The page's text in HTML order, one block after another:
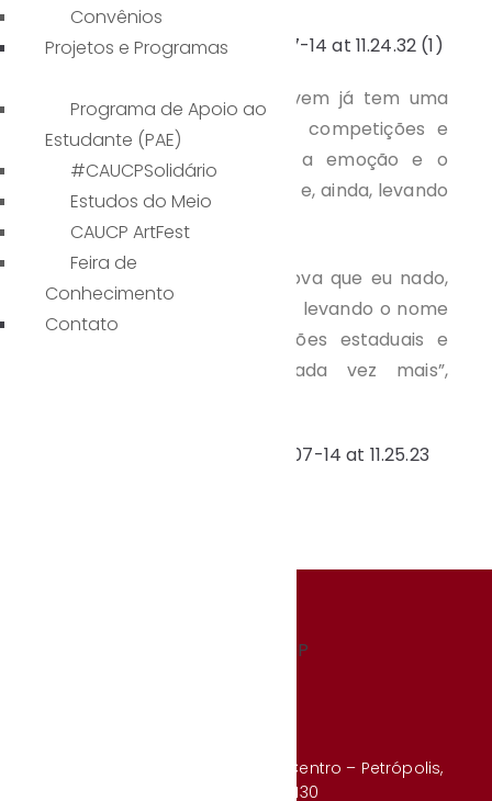
A atleta, que apesar de jovem já tem uma
trajetória consolidada com competições e
premiações, não esconde a emoção e o
desafio de mais uma disputa e, ainda, levando
o nome do CAUCP.
“É emocionante, a cada prova que eu nado,
penso no peso que carrego, levando o nome
do colégio para competições estaduais e
tentando me superar cada vez mais”,
Rua Benjamin Constant, 213 – Centro – Petrópolis,
RJ – CEP 25610-130
Convênios
Projetos e Programas
Programa de Apoio ao
Estudante (PAE)
#CAUCPSolidário
Estudos do Meio
CAUCP ArtFest
Feira de
Conhecimento
Contato